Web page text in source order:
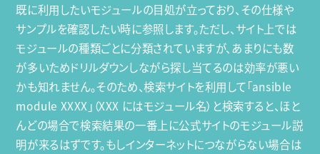
既に利用したいモジュールの目処が立っており、その仕様や
サンプルを確認したい時に参照します。ただし、サイト上では
モジュールの種類ごとに分類されていますが、あまりにも数
が多いためドリルダウンしながら探し当てるのは効率が悪い
かも知れません。そのため、検索サイトを利用して「ansible
module XXXX」（XXX にはモジュール名）と検索すると、ほと
んどの場合で検索結果の一番上に公式サイトのモジュール説
明が来るはずです。もしインターネットにつながらない場合は